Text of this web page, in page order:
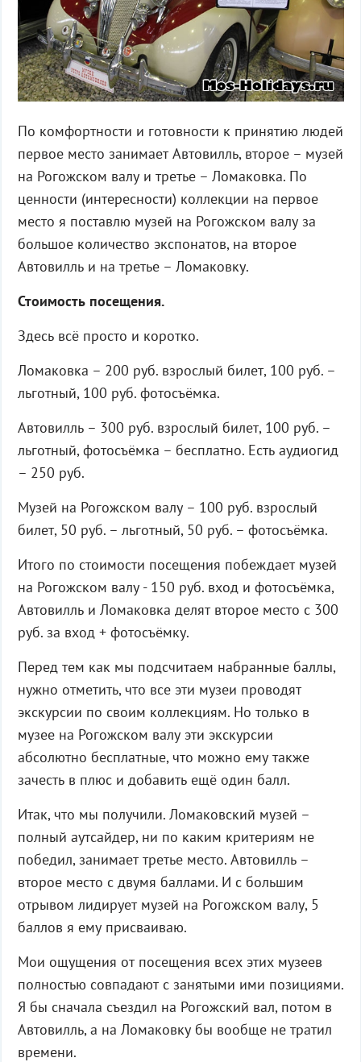
По комфортности и готовности к принятию людей
первое место занимает Автовилль, второе – музей
на Рогожском валу и третье – Ломаковка. По
ценности (интересности) коллекции на первое
место я поставлю музей на Рогожском валу за
большое количество экспонатов, на второе
Автовилль и на третье – Ломаковку.
Стоимость посещения.
Здесь всё просто и коротко.
Ломаковка – 200 руб. взрослый билет, 100 руб. –
льготный, 100 руб. фотосъёмка.
Автовилль – 300 руб. взрослый билет, 100 руб. –
льготный, фотосъёмка – бесплатно. Есть аудиогид
– 250 руб.
Музей на Рогожском валу – 100 руб. взрослый
билет, 50 руб. – льготный, 50 руб. – фотосъёмка.
Итого по стоимости посещения побеждает музей
на Рогожском валу - 150 руб. вход и фотосъёмка,
Автовилль и Ломаковка делят второе место с 300
руб. за вход + фотосъёмку.
Перед тем как мы подсчитаем набранные баллы,
нужно отметить, что все эти музеи проводят
экскурсии по своим коллекциям. Но только в
музее на Рогожском валу эти экскурсии
абсолютно бесплатные, что можно ему также
зачесть в плюс и добавить ещё один балл.
Итак, что мы получили. Ломаковский музей –
полный аутсайдер, ни по каким критериям не
победил, занимает третье место. Автовилль –
второе место с двумя баллами. И с большим
отрывом лидирует музей на Рогожском валу, 5
баллов я ему присваиваю.
Мои ощущения от посещения всех этих музеев
полностью совпадают с занятыми ими позициями.
Я бы сначала съездил на Рогожский вал, потом в
Автовилль, а на Ломаковку бы вообще не тратил
времени.